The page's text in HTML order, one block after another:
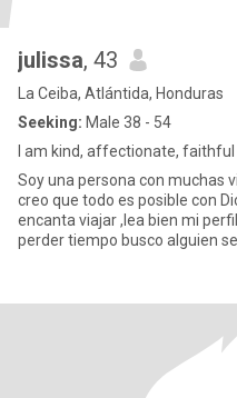
julissa, 43
La Ceiba, Atlántida, Honduras
Seeking: Male 38 - 54
I am kind, affectionate, faithful
Soy una persona con muchas
creo que todo es posible con
encanta viajar ,lea bien mi
perder tiempo busco alguien